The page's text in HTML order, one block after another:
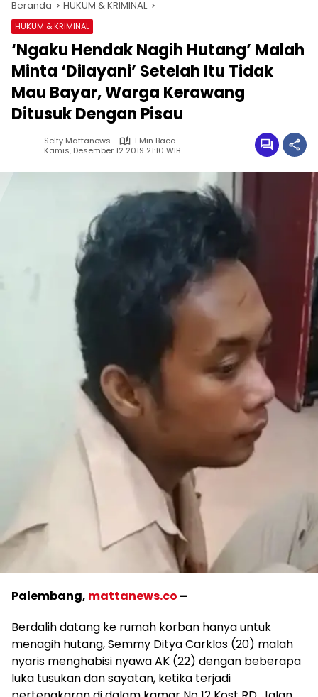
Beranda HUKUM & KRIMINAL
HUKUM & KRIMINAL
‘Ngaku Hendak Nagih Hutang’ Malah
Minta ‘Dilayani’ Setelah Itu Tidak
Mau Bayar, Warga Kerawang
Ditusuk Dengan Pisau
Selfy Mattanews
1 Min Baca
Kamis, Desember 12 2019 21:10 WIB
Palembang, mattanews.co –
Berdalih datang ke rumah korban hanya untuk
menagih hutang, Semmy Ditya Carklos (20) malah
nyaris menghabisi nyawa AK (22) dengan beberapa
luka tusukan dan sayatan, ketika terjadi